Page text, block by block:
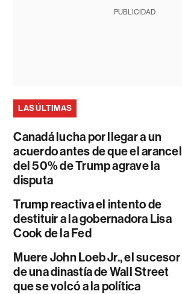
PUBLICIDAD
LAS ÚLTIMAS
Canadá lucha por llegar a un
acuerdo antes de que el arancel
del 50% de Trump agrave la
disputa
Trump reactiva el intento de
destituir a la gobernadora Lisa
Cook de la Fed
Muere John Loeb Jr., el sucesor
de una dinastía de Wall Street
que se volcó a la política